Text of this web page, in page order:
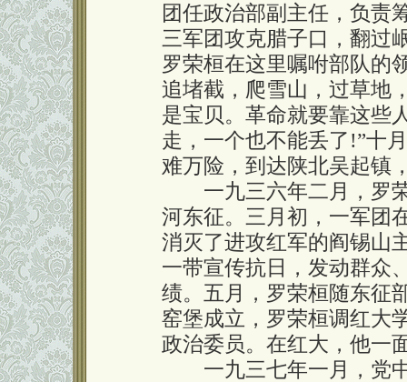
团任政治部副主任，负责
三军团攻克腊子口，翻过
罗荣桓在这里嘱咐部队的
追堵截，爬雪山，过草地
是宝贝。革命就要靠这些
走，一个也不能丢了!”十
难万险，到达陕北吴起镇
一九三六年二月，罗荣
河东征。三月初，一军团
消灭了进攻红军的阎锡山
一带宣传抗日，发动群众
绩。五月，罗荣桓随东征
窑堡成立，罗荣桓调红大
政治委员。在红大，他一
一九三七年一月，党中